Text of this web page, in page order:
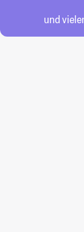
und